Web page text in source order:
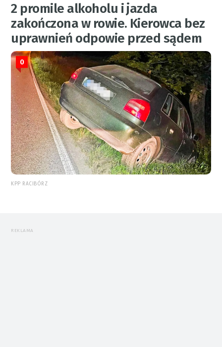
2 promile alkoholu i jazda
zakończona w rowie. Kierowca bez
uprawnień odpowie przed sądem
0
KPP RACIBÓRZ
REKLAMA